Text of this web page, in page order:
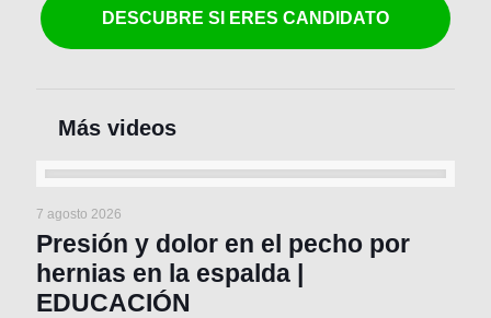
DESCUBRE SI ERES CANDIDATO
7 agosto 2026
Presión y dolor en el pecho por
hernias en la espalda |
EDUCACIÓN